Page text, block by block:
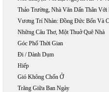
Thảo Trường, Nhà Văn Dấn Thân
Vương Trí Nhàn: Đồng Đức Bốn Và
Những Câu Thơ, Một Thuở Quê Nhà
Góc Phố Thời Gian
Đi / Dành Dụm
Hiếp
Gió Không Chốn Ở
Trăng Giữa Ban Ngày